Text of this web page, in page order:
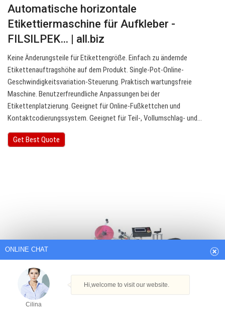
Automatische horizontale
Etikettiermaschine für Aufkleber -
FILSILPEK… | all.biz
Keine Änderungsteile für Etikettengröße. Einfach zu ändernde
Etikettenauftragshöhe auf dem Produkt. Single-Pot-Online-
Geschwindigkeitsvariation-Steuerung. Praktisch wartungsfreie
Maschine. Benutzerfreundliche Anpassungen bei der
Etikettenplatzierung. Geeignet für Online-Fußkettchen und
Kontaktcodierungssystem. Geeignet für Teil-, Vollumschlag- und…
Get Best Quote
Hi,welcome to visit our website.
Cilina